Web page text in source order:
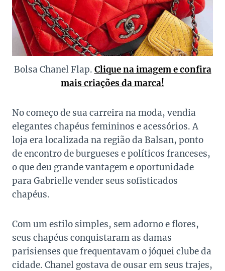
Bolsa Chanel Flap. Clique na imagem e confira
mais criações da marca!
No começo de sua carreira na moda, vendia
elegantes chapéus femininos e acessórios. A
loja era localizada na região da Balsan, ponto
de encontro de burgueses e políticos franceses,
o que deu grande vantagem e oportunidade
para Gabrielle vender seus sofisticados
chapéus.
Com um estilo simples, sem adorno e flores,
seus chapéus conquistaram as damas
parisienses que frequentavam o jóquei clube da
cidade. Chanel gostava de ousar em seus trajes,